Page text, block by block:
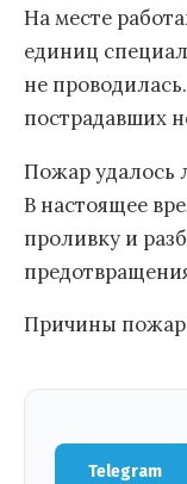
На месте
единиц
не
пострадавших
Пожар удалось
В настоящее
проливку и
Причины
Telegram